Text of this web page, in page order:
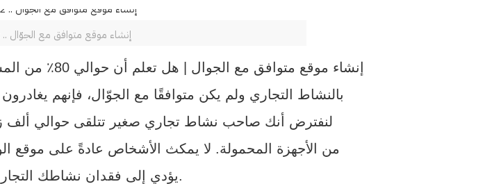
إنشاء موقع متوافق مع الجوّال .. 12 خطوة مهمة
إنشاء موقع متوافق مع الجوال | هل تعلم أن حوالي 80٪ من المستهلكين يقولون إنهم إذا انتقلوا إلى موقع ويب خاص
بالنشاط التجاري ولم يكن متوافقًا مع الجوّال، فإنهم
لنفترض أنك صاحب نشاط تجاري صغير تتلقى حوالي ألف
من الأجهزة المحمولة. لا يمكث الأشخاص عادةً على موقع
يؤدي إلى فقدان نشاطك التجاري للعملاء المحتملين.